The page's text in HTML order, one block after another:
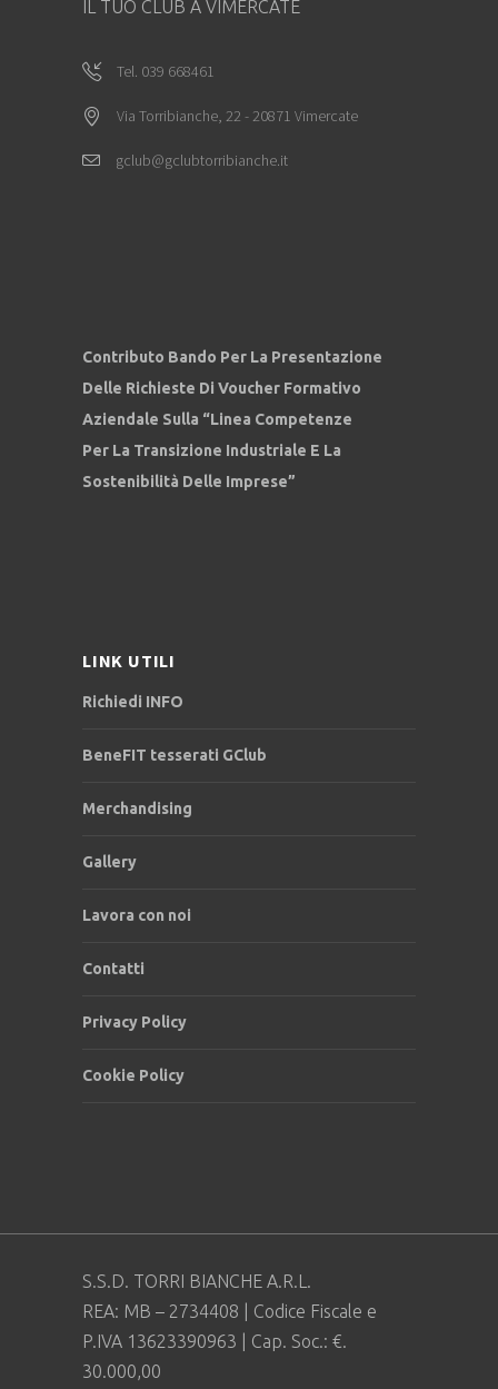
IL TUO CLUB A VIMERCATE
Tel. 039 668461
Via Torribianche, 22 - 20871 Vimercate
gclub@gclubtorribianche.it
Contributo Bando Per La Presentazione
Delle Richieste Di Voucher Formativo
Aziendale Sulla “Linea Competenze
Per La Transizione Industriale E La
Sostenibilità Delle Imprese”
LINK UTILI
Richiedi INFO
BeneFIT tesserati GClub
Merchandising
Gallery
Lavora con noi
Contatti
Privacy Policy
Cookie Policy
S.S.D. TORRI BIANCHE A.R.L.
REA: MB – 2734408 | Codice Fiscale e
P.IVA 13623390963 | Cap. Soc.: €.
30.000,00